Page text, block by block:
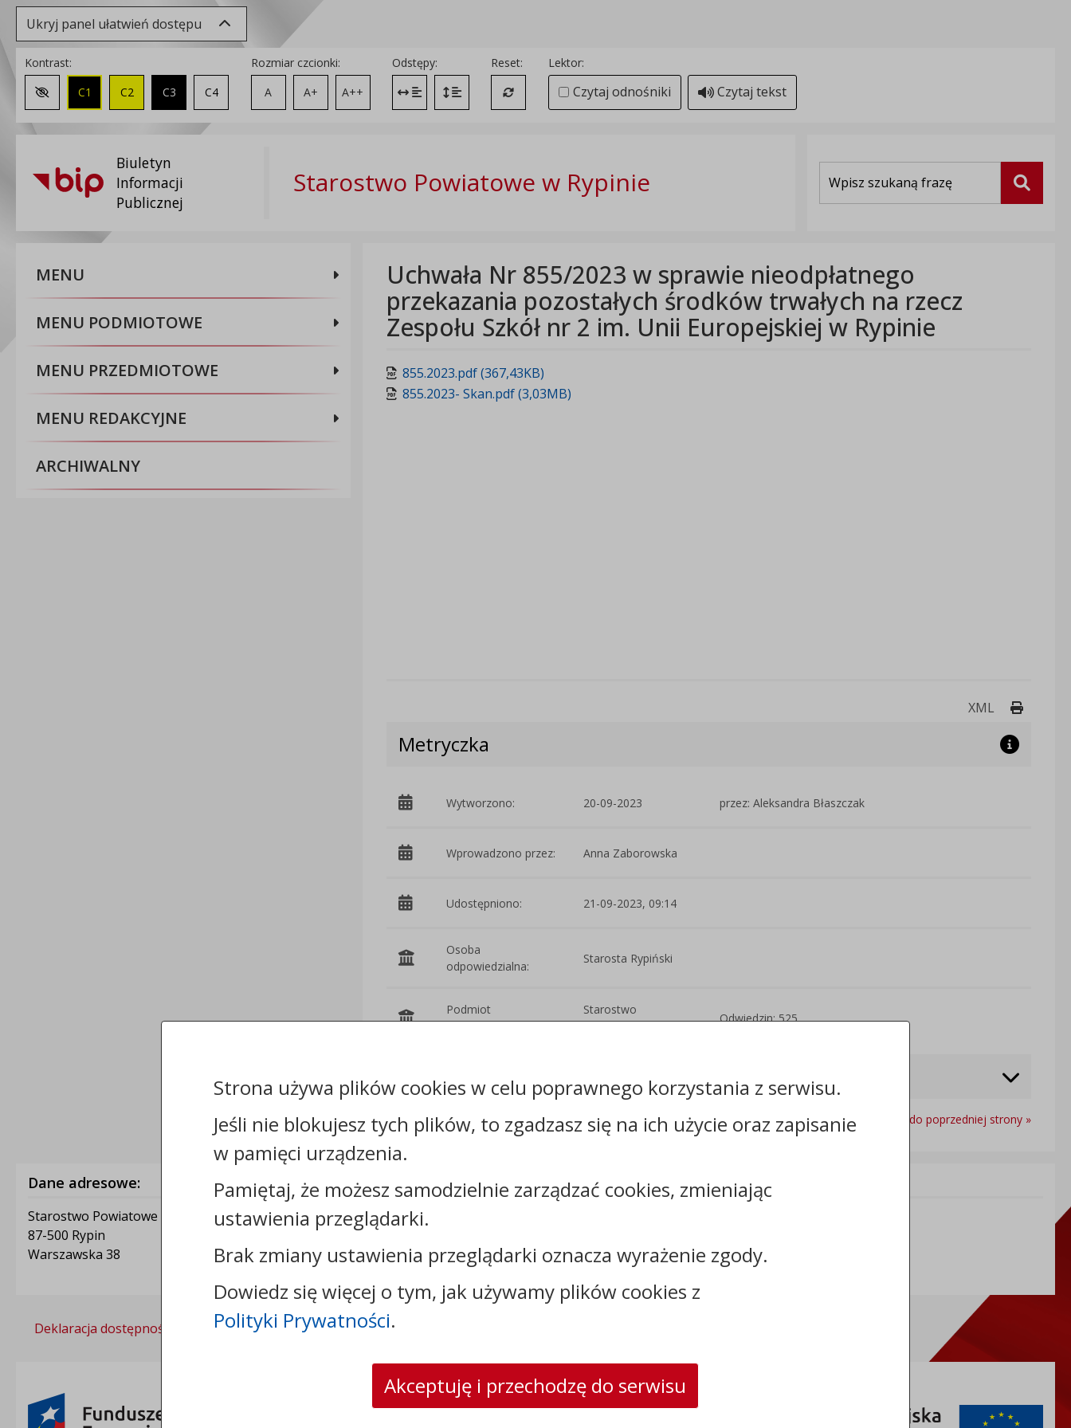
Ukryj panel ułatwień dostępu
Kontrast:
Zmień kontrast na domyślny
C1 C2 C3 C4
Rozmiar czcionki:
A
A+ A++
Odstępy:
Zmień odstęp między literami
Zmień interlinię i margines między paragrafami
Reset:
Przywróć ustawienia domyślne
Lektor:
Czytaj odnośniki Czytaj tekst
Biuletyn
Informacji
Publicznej
Starostwo Powiatowe w Rypinie Szukaj
MENU
MENU PODMIOTOWE
MENU PRZEDMIOTOWE
MENU REDAKCYJNE
ARCHIWALNY
Uchwała Nr 855/2023 w sprawie nieodpłatnego
przekazania pozostałych środków trwałych na rzecz
Zespołu Szkół nr 2 im. Unii Europejskiej w Rypinie
855.2023.pdf (367,43KB)
855.2023- Skan.pdf (3,03MB)
XML Drukuj
Metryczka
Wytworzono: 20-09-2023 przez: Aleksandra Błaszczak
Wprowadzono przez: Anna Zaborowska
Udostępniono: 21-09-2023, 09:14
Osoba
odpowiedzialna:
Starosta Rypiński
Podmiot
udostępniający:
Starostwo
Powiatowe w Rypinie
Odwiedzin: 525
Załączniki
Powrót do poprzedniej strony »
Dane adresowe:
Starostwo Powiatowe w Rypinie
87-500 Rypin
Warszawska 38
Kontakt:
tel.:+48542802432
e-mail:
skrytka ePUAP: /dde1205mld/SkrytkaESP
Informacje dodatkowe:
Deklaracja dostępności Polityka prywatności
Strona używa plików cookies w celu poprawnego korzystania z serwisu.
Jeśli nie blokujesz tych plików, to zgadzasz się na ich użycie oraz zapisanie
w pamięci urządzenia.
Pamiętaj, że możesz samodzielnie zarządzać cookies, zmieniając
ustawienia przeglądarki.
Brak zmiany ustawienia przeglądarki oznacza wyrażenie zgody.
Dowiedz się więcej o tym, jak używamy plików cookies z
Polityki Prywatności.
Akceptuję i przechodzę do serwisu